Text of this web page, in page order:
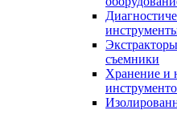
съемники
Хранение и